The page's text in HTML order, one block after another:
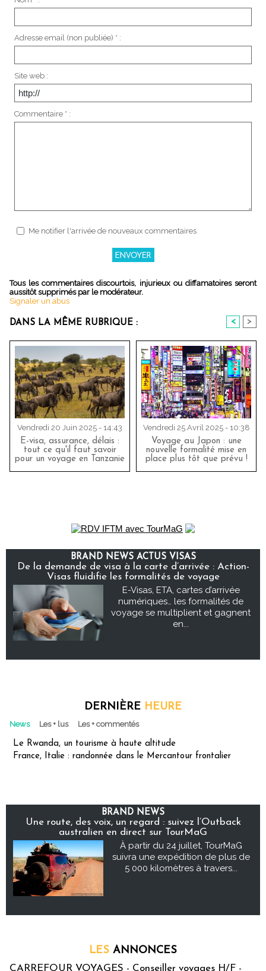
Adresse email (non publiée) * :
Site web :
Commentaire * :
Me notifier l'arrivée de nouveaux commentaires
Tous les commentaires discourtois, injurieux ou diffamatoires seront
aussitôt supprimés par le modérateur.
Signaler un abus
DANS LA MÊME RUBRIQUE : < >
Vendredi 20 Juin 2025 - 14:43
E-visa, assurance, délais :
tout ce qu'il faut savoir
pour un voyage en Tanzanie
Vendredi 25 Avril 2025 - 10:38
Voyage au Japon : une
nouvelle formalité mise en
place plus tôt que prévu !
BRAND NEWS ACTUS VISAS
De la demande de visa à la carte d’arrivée : Action-
Visas fluidifie les formalités de voyage
E-Visas, ETA, cartes d’arrivée
numériques… les formalités de
voyage se multiplient et gagnent
en...
DERNIÈRE HEURE
News Les + lus Les + commentés
Le Rwanda, un tourisme à haute altitude
France, Italie : randonnée dans le Mercantour frontalier
BRAND NEWS
Une route, des voix, un regard : suivez l’Outback
australien en direct sur TourMaG
À partir du 24 juillet, TourMaG
suivra une expédition de plus de
5 000 kilomètres à travers...
LES ANNONCES
CARREFOUR VOYAGES - Conseiller voyages H/F -